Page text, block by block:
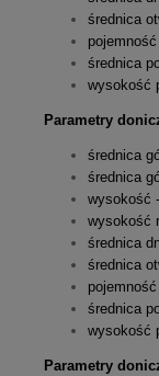
średnica
pojemność
średnica
wysokość
Parametry
średnica
średnica
wysokość -
wysokość
średnica
średnica
pojemność
średnica
wysokość
Parametry